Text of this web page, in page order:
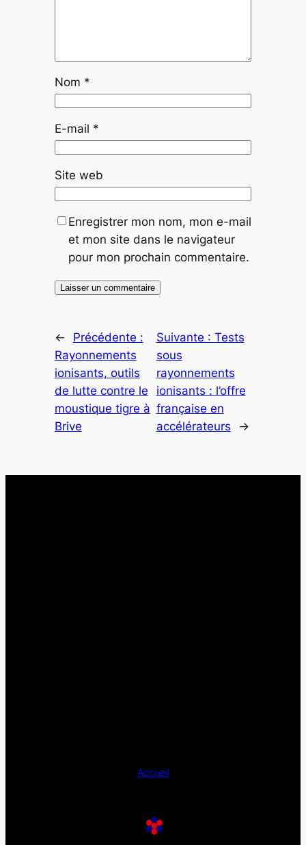
Nom *
E-mail *
Site web
Enregistrer mon nom, mon e-mail
et mon site dans le navigateur
pour mon prochain commentaire.
←
Précédente :
Rayonnements
ionisants, outils
de lutte contre le
moustique tigre à
Brive
Suivante : Tests
sous
rayonnements
ionisants : l’offre
française en
accélérateurs
→
Accueil